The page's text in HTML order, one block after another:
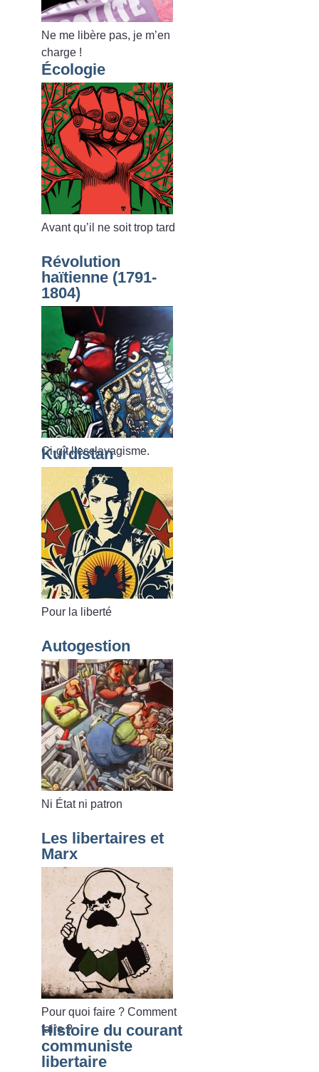
Ne me libère pas, je m’en
charge !
Écologie
Avant qu’il ne soit trop tard
Révolution
haïtienne (1791-
1804)
Ci-gît l’esclavagisme.
Kurdistan
Pour la liberté
Autogestion
Ni État ni patron
Les libertaires et
Marx
Pour quoi faire ? Comment
faire ?
Histoire du courant
communiste
libertaire